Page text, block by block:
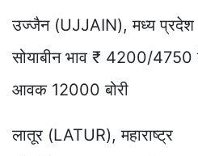
उज्जैन (UJJAIN), मध्य प्रदेश
सोयाबीन भाव ₹ 4200/
आवक 12000 बोरी
लातूर (LATUR), महाराष्ट्र